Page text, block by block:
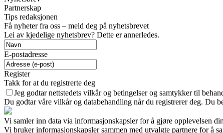
Partnerskap
Tips redaksjonen
Få nyheter fra oss – meld deg på nyhetsbrevet
Lei av kjedelige nyhetsbrev? Dette er annerledes.
E-postadresse
Register
Takk for at du registrerte deg
Jeg godtar nettstedets vilkår og betingelser og samtykker til
Du godtar våre vilkår og databehandling når du registrerer deg. Du
Vi samler inn data via informasjonskapsler for å gjøre opplevelsen
Vi bruker informasjonskapsler sammen med utvalgte partnere for å